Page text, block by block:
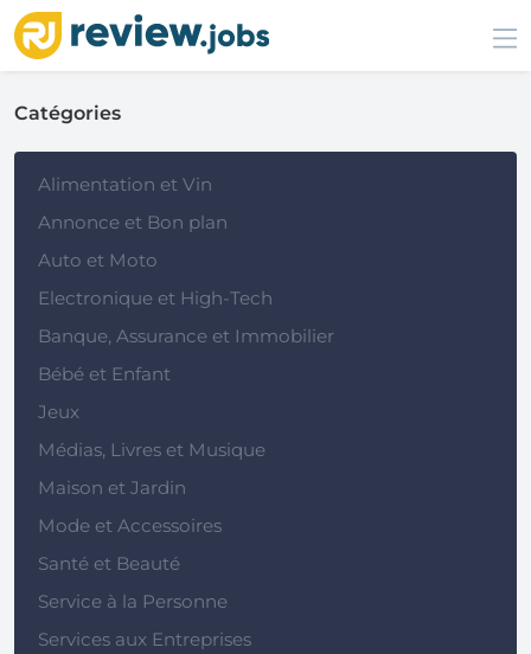
Catégories
Alimentation et Vin
Annonce et Bon plan
Auto et Moto
Electronique et High-Tech
Banque, Assurance et Immobilier
Bébé et Enfant
Jeux
Médias, Livres et Musique
Maison et Jardin
Mode et Accessoires
Santé et Beauté
Service à la Personne
Services aux Entreprises